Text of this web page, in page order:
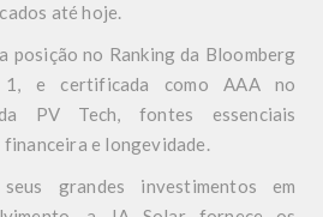
até hoje.
posição no Ranking da Bloomberg
e certificada como AAA no
PV Tech, fontes essenciais
financeira e longevidade.
grandes investimentos em